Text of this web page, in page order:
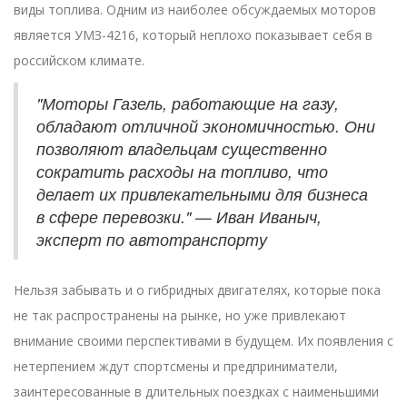
виды топлива. Одним из наиболее обсуждаемых моторов
является УМЗ-4216, который неплохо показывает себя в
российском климате.
"Моторы Газель, работающие на газу,
обладают отличной экономичностью. Они
позволяют владельцам существенно
сократить расходы на топливо, что
делает их привлекательными для бизнеса
в сфере перевозки." — Иван Иваныч,
эксперт по автотранспорту
Нельзя забывать и о гибридных двигателях, которые пока
не так распространены на рынке, но уже привлекают
внимание своими перспективами в будущем. Их появления с
нетерпением ждут спортсмены и предприниматели,
заинтересованные в длительных поездках с наименьшими